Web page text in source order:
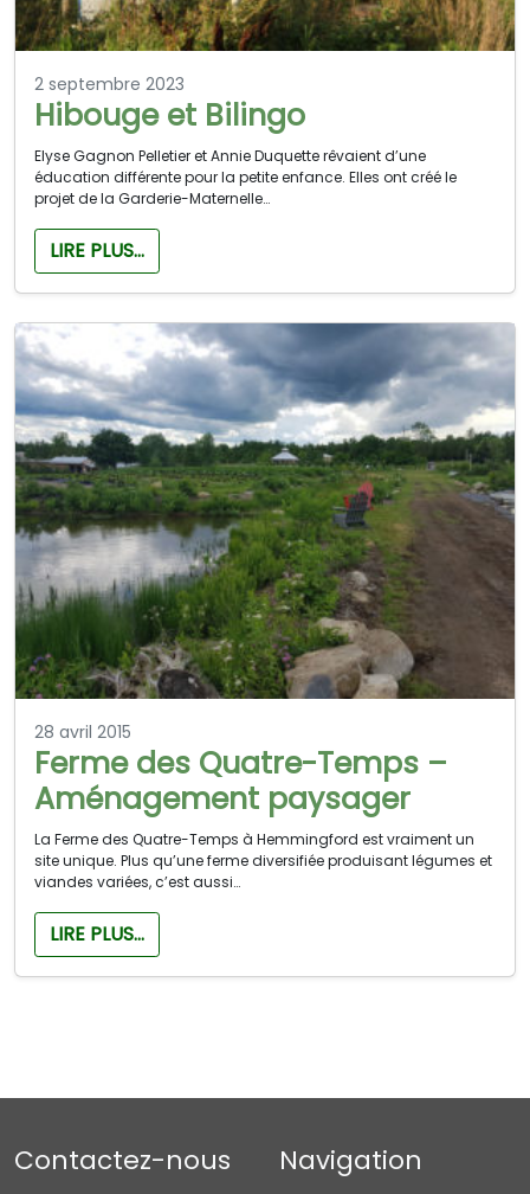
2 septembre 2023
Hibouge et Bilingo
Elyse Gagnon Pelletier et Annie Duquette rêvaient d’une
éducation différente pour la petite enfance. Elles ont créé le
projet de la Garderie-Maternelle…
LIRE PLUS…
28 avril 2015
Ferme des Quatre-Temps –
Aménagement paysager
La Ferme des Quatre-Temps à Hemmingford est vraiment un
site unique. Plus qu’une ferme diversifiée produisant légumes et
viandes variées, c’est aussi…
LIRE PLUS…
Contactez-nous Navigation